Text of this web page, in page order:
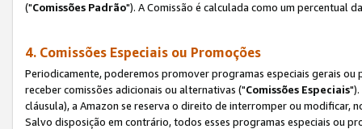
("Comissões Padrão"). A Comissão é calculada como um percentual
4. Comissões Especiais ou Promoções
Periodicamente, poderemos promover programas especiais gerais
receber comissões adicionais ou alternativas ("Comissões Especiais
cláusula), a Amazon se reserva o direito de interromper ou
Salvo disposição em contrário, todos esses programas especiais ou